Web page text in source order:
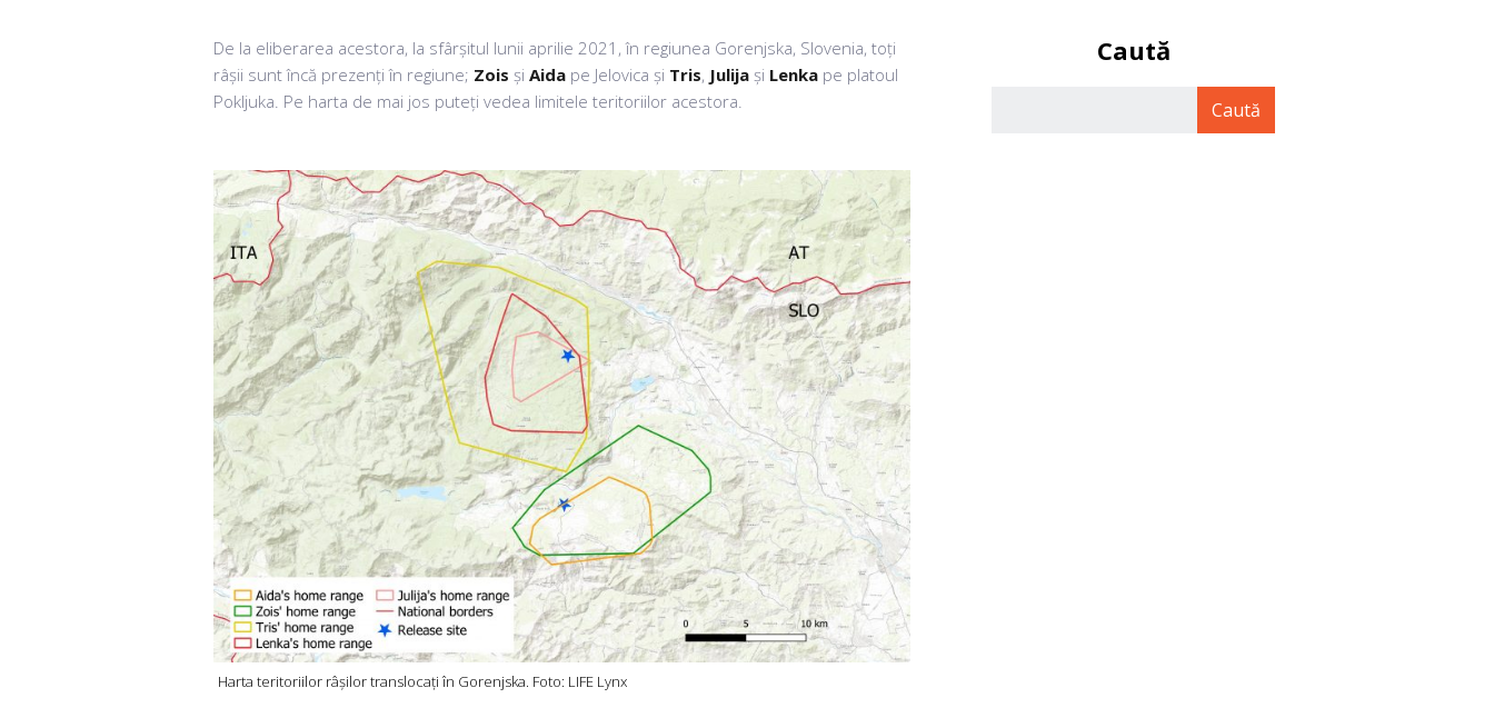
De la eliberarea acestora, la sfârșitul lunii aprilie 2021, în regiunea Gorenjska, Slovenia, toți
râșii sunt încă prezenți în regiune; Zois și Aida pe Jelovica și Tris, Julija și Lenka pe platoul
Pokljuka. Pe harta de mai jos puteți vedea limitele teritoriilor acestora.
Harta teritoriilor râșilor translocați în Gorenjska. Foto: LIFE Lynx
Caută